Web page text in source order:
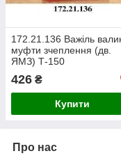
172.21.136 Важіль
муфти зчеплення (дв.
ЯМЗ) Т-150
426 ₴
Купити
Про нас